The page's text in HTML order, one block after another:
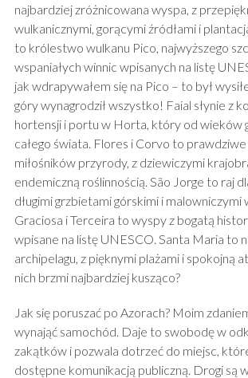
najbardziej zróżnicowana wyspa, z
wulkanicznymi, gorącymi źródłami i
to królestwo wulkanu Pico, najwyższego
wspaniałych winnic wpisanych na listę
jak wdrapywałem się na Pico – to był
góry wynagrodził wszystko! Faial słynie z
hortensji i portu w Horta, który od wieków
całego świata. Flores i Corvo to prawdziwe
miłośników przyrody, z dziewiczymi
endemiczną roślinnością. São Jorge to raj
długimi grzbietami górskimi i malowniczymi
Graciosa i Terceira to wyspy z bogatą
wpisane na listę UNESCO. Santa Maria to
archipelagu, z pięknymi plażami i spokojną
nich brzmi najbardziej kusząco?
Jak się poruszać po Azorach? Moim
wynająć samochód. Daje to swobodę w
zakątków i pozwala dotrzeć do miejsc,
dostępne komunikacją publiczną. Drogi są